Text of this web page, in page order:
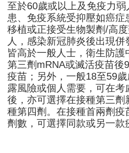
至於60歲或以上及免疫力
患、免疫系統受抑壓如癌症
移植或正接受生物製劑/高
人，感染新冠肺炎後出現
皆高於一般人士，衛生防護
第三劑mRNA或滅活疫苗後
疫苗；另外，一般18至59
露風險或個人需要，可在考
後，亦可選擇在接種第三劑
種第四劑。在接種首兩劑疫
劑數，可選擇同款或另一款